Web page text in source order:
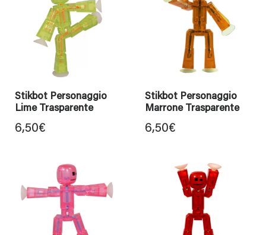
Stikbot Personaggio
Lime Trasparente
6,50€
Stikbot Personaggio
Marrone Trasparente
6,50€